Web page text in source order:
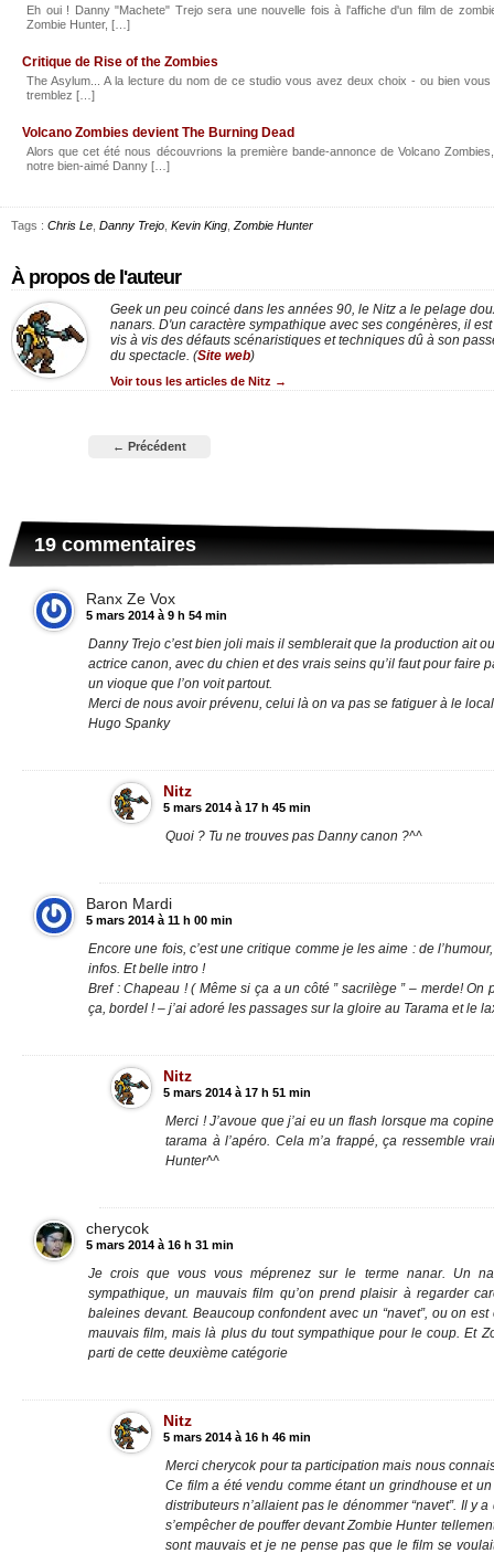
Eh oui ! Danny "Machete" Trejo sera une nouvelle fois à l'affiche d'un film de
Zombie Hunter, […]
Critique de Rise of the Zombies
The Asylum... A la lecture du nom de ce studio vous avez deux choix - ou bien
tremblez […]
Volcano Zombies devient The Burning Dead
Alors que cet été nous découvrions la première bande-annonce de Volcano
notre bien-aimé Danny […]
Tags : Chris Le Danny Trejo Kevin King Zombie Hunter
À propos de l'auteur
Geek un peu coincé dans les années 90, le Nitz a le pelage
nanars. D'un caractère sympathique avec ses congénères, il
vis à vis des défauts scénaristiques et techniques dû à son
du spectacle. (Site web)
Voir tous les articles de Nitz →
← Précédent
19 commentaires
Ranx Ze Vox
5 mars 2014 à 9 h 54 min
Danny Trejo c’est bien joli mais il semblerait que la production ait
actrice canon, avec du chien et des vrais seins qu’il faut pour faire
un vioque que l’on voit partout.
Merci de nous avoir prévenu, celui là on va pas se fatiguer à le
Hugo Spanky
Nitz
5 mars 2014 à 17 h 45 min
Quoi ? Tu ne trouves pas Danny canon ?^^
Baron Mardi
5 mars 2014 à 11 h 00 min
Encore une fois, c’est une critique comme je les aime : de
infos. Et belle intro !
Bref : Chapeau ! ( Même si ça a un côté ” sacrilège ” – merde! On
ça, bordel ! – j’ai adoré les passages sur la gloire au Tarama et le
Nitz
5 mars 2014 à 17 h 51 min
Merci ! J’avoue que j’ai eu un flash lorsque ma
tarama à l’apéro. Cela m’a frappé, ça ressemble
Hunter^^
cherycok
5 mars 2014 à 16 h 31 min
Je crois que vous vous méprenez sur le terme nanar. Un
sympathique, un mauvais film qu’on prend plaisir à regarder
baleines devant. Beaucoup confondent avec un “navet”, ou on
mauvais film, mais là plus du tout sympathique pour le coup. Et
parti de cette deuxième catégorie
Nitz
5 mars 2014 à 16 h 46 min
Merci cherycok pour ta participation mais nous
Ce film a été vendu comme étant un grindhouse et
distributeurs n’allaient pas le dénommer “navet”. Il y
s’empêcher de pouffer devant Zombie Hunter
sont mauvais et je ne pense pas que le film se